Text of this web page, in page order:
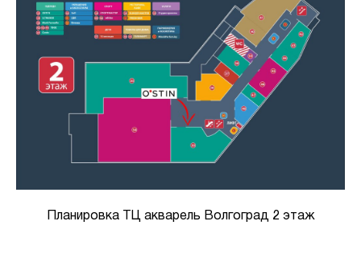
Планировка ТЦ акварель Волгоград 2 этаж